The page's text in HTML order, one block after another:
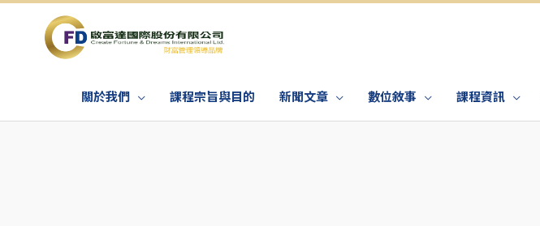
關於我們 課程宗旨與目的 新聞文章 數位敘事 課程資訊